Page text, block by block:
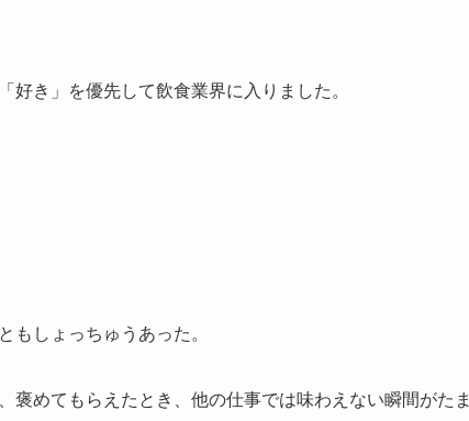
き」を優先して飲食業界に入りました。
もしょっちゅうあった。
褒めてもらえたとき、他の仕事では味わえない瞬間がたま